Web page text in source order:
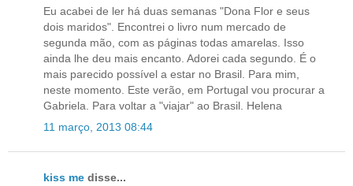
Eu acabei de ler há duas semanas "Dona Flor e seus
dois maridos". Encontrei o livro num mercado de
segunda mão, com as páginas todas amarelas. Isso
ainda lhe deu mais encanto. Adorei cada segundo. É o
mais parecido possível a estar no Brasil. Para mim,
neste momento. Este verão, em Portugal vou procurar a
Gabriela. Para voltar a "viajar" ao Brasil. Helena
11 março, 2013 08:44
kiss me disse...